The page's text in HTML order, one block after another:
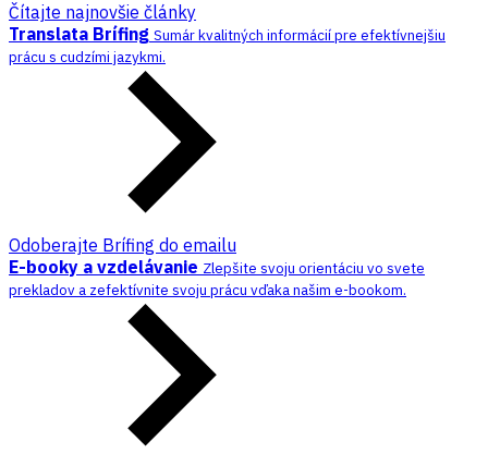
Čítajte najnovšie články
Translata Brífing Sumár kvalitných informácií pre efektívnejšiu
prácu s cudzími jazykmi.
Odoberajte Brífing do emailu
E-booky a vzdelávanie Zlepšite svoju orientáciu vo svete
prekladov a zefektívnite svoju prácu vďaka našim e-bookom.